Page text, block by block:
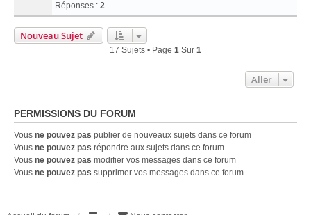
Réponses : 2
Nouveau Sujet
17 Sujets • Page 1 Sur 1
Aller
PERMISSIONS DU FORUM
Vous ne pouvez pas publier de nouveaux sujets dans ce forum
Vous ne pouvez pas répondre aux sujets dans ce forum
Vous ne pouvez pas modifier vos messages dans ce forum
Vous ne pouvez pas supprimer vos messages dans ce forum